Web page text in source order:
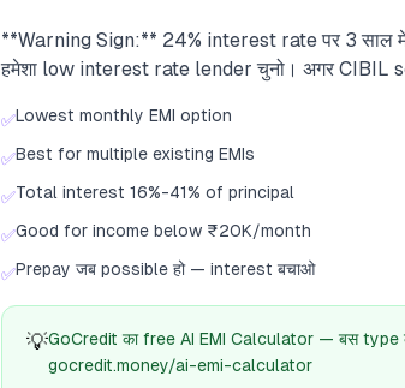
**Warning Sign:** 24% interest rate पर 3 साल
हमेशा low interest rate lender चुनो। अगर CIBIL
✅Lowest monthly EMI option
✅Best for multiple existing EMIs
✅Total interest 16%-41% of principal
✅Good for income below ₹20K/month
✅Prepay जब possible हो — interest बचाओ
💡GoCredit का free AI EMI Calculator — बस
gocredit.money/ai-emi-calculator